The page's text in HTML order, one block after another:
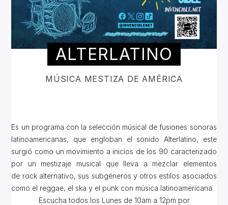
ALTERLATINO
MÚSICA MESTIZA DE AMÉRICA
Es un programa con la selección músical de fusiones sonoras
latinoamericanas, que engloban el sonido Alterlatino, este
surgió como un movimiento a inicios de los 90 caracterizado
por un mestizaje musical que lleva a mezclar elementos
de rock alternativo, sus subgéneros y otros estilos asociados
como el reggae, el ska y el punk con música latinoamericana.
Escucha todos los Lunes de 10am a 12pm por